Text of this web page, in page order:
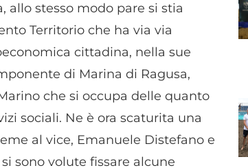
stesso modo pare si stia
Territorio che ha via via
cittadina, nella sue
di Marina di Ragusa,
che si occupa delle quanto
sociali. Ne è ora scaturita una
al vice, Emanuele Distefano e
sono volute fissare alcune